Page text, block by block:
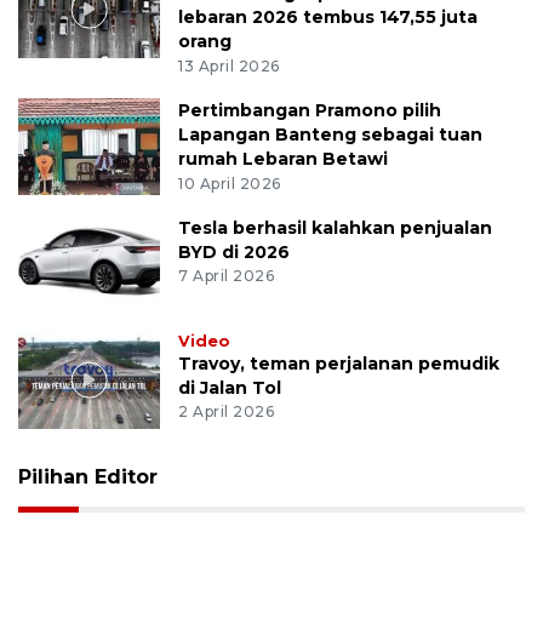
lebaran 2026 tembus 147,55 juta
orang
13 April 2026
Pertimbangan Pramono pilih
Lapangan Banteng sebagai tuan
rumah Lebaran Betawi
10 April 2026
Tesla berhasil kalahkan penjualan
BYD di 2026
7 April 2026
Video
Travoy, teman perjalanan pemudik
di Jalan Tol
2 April 2026
Pilihan Editor